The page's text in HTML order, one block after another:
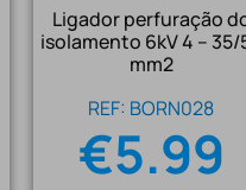
Ligador perfuração
isolamento 6kV 4 – 35/
mm2
REF: BORN028
€5.99